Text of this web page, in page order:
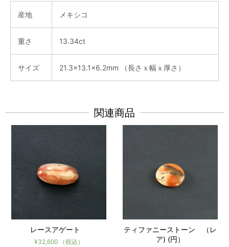
産地 メキシコ
重さ 13.34ct
サイズ 21.3x13.1x6.2mm （長さｘ幅ｘ厚さ）
関連商品
レースアゲート
¥32,600 （税込）
ティファニーストーン （レ
ア) (円）